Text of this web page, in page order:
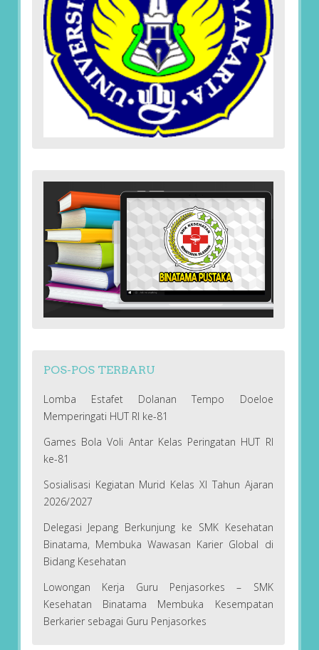
POS-POS TERBARU
Lomba Estafet Dolanan Tempo Doeloe
Memperingati HUT RI ke-81
Games Bola Voli Antar Kelas Peringatan HUT RI
ke-81
Sosialisasi Kegiatan Murid Kelas XI Tahun Ajaran
2026/2027
Delegasi Jepang Berkunjung ke SMK Kesehatan
Binatama, Membuka Wawasan Karier Global di
Bidang Kesehatan
Lowongan Kerja Guru Penjasorkes – SMK
Kesehatan Binatama Membuka Kesempatan
Berkarier sebagai Guru Penjasorkes